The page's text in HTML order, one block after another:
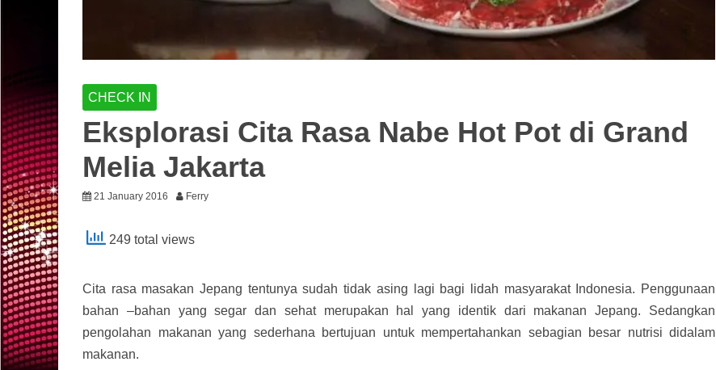
CHECK IN
Eksplorasi Cita Rasa Nabe Hot Pot di Grand
Melia Jakarta
21 January 2016 Ferry
249 total views
Cita rasa masakan Jepang tentunya sudah tidak asing lagi bagi lidah masyarakat Indonesia. Penggunaan
bahan –bahan yang segar dan sehat merupakan hal yang identik dari makanan Jepang. Sedangkan
pengolahan makanan yang sederhana bertujuan untuk mempertahankan sebagian besar nutrisi didalam
makanan.